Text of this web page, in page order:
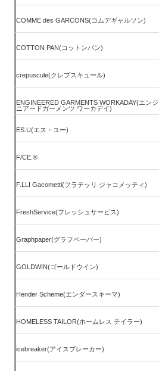
COMME des GARCONS(コムデギャルソン)
COTTON PAN(コットンパン)
crepuscule(クレプスキュール)
ENGINEERED GARMENTS WORKADAY(エンジ
ニアードガーメンツ ワーカデイ)
ES.U(エス・ユー)
F/CE.®
F.LLI Gacometti(フラテッリ ジャコメッティ)
FreshService(フレッシュサービス)
Graphpaper(グラフペーパー)
GOLDWIN(ゴールドウイン)
Hender Scheme(エンダースキーマ)
HOMELESS TAILOR(ホームレス テイラー)
icebreaker(アイスブレーカー)